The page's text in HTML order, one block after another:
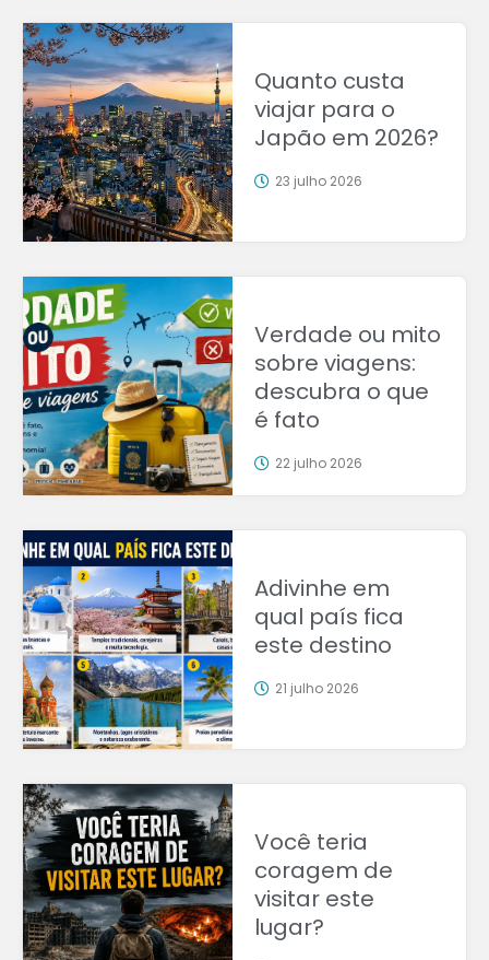
Quanto custa
viajar para o
Japão em 2026?
23 julho 2026
Verdade ou mito
sobre viagens:
descubra o que
é fato
22 julho 2026
Adivinhe em
qual país fica
este destino
21 julho 2026
Você teria
coragem de
visitar este
lugar?